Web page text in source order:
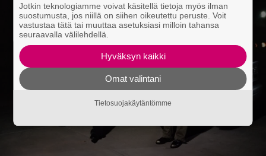
Jotkin teknologiamme voivat käsitellä tietoja myös ilman
suostumusta, jos niillä on siihen oikeutettu peruste. Voit
vastustaa tätä tai muuttaa asetuksiasi milloin tahansa
seuraavalla välilehdellä.
Hyväksyn kaikki
Omat valintani
Tietosuojakäytäntömme